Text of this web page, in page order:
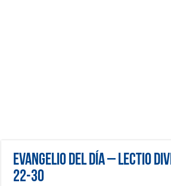
Evangelio del día – Lectio
22-30